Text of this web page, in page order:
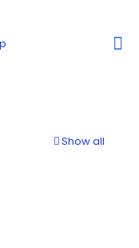
Show all